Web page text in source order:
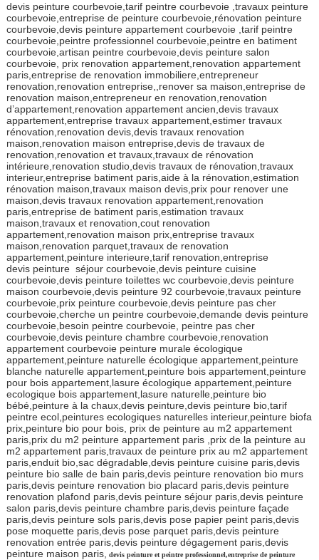
devis peinture courbevoie,tarif peintre courbevoie ,travaux peinture
courbevoie,entreprise de peinture courbevoie,rénovation peinture
courbevoie,devis peinture appartement courbevoie ,tarif peintre
courbevoie,peintre professionnel courbevoie,peintre en batiment
courbevoie,artisan peintre courbevoie,devis peinture salon
courbevoie, prix renovation appartement,renovation appartement
paris,entreprise de renovation immobiliere,entrepreneur
renovation,renovation entreprise,,renover sa maison,entreprise de
renovation maison,entrepreneur en renovation,renovation
d’appartement,renovation appartement ancien,devis travaux
appartement,entreprise travaux appartement,estimer travaux
rénovation,renovation devis,devis travaux renovation
maison,renovation maison entreprise,devis de travaux de
renovation,renovation et travaux,travaux de rénovation
intérieure,renovation studio,devis travaux de rénovation,travaux
interieur,entreprise batiment paris,aide à la rénovation,estimation
rénovation maison,travaux maison devis,prix pour renover une
maison,devis travaux renovation appartement,renovation
paris,entreprise de batiment paris,estimation travaux
maison,travaux et renovation,cout renovation
appartement,renovation maison prix,entreprise travaux
maison,renovation parquet,travaux de renovation
appartement,peinture interieure,tarif renovation,entreprise
devis peinture séjour courbevoie,devis peinture cuisine
courbevoie,devis peinture toilettes wc courbevoie,devis peinture
maison courbevoie,devis peinture 92 courbevoie,travaux peinture
courbevoie,prix peinture courbevoie,devis peinture pas cher
courbevoie,cherche un peintre courbevoie,demande devis peinture
courbevoie,besoin peintre courbevoie, peintre pas cher
courbevoie,devis peinture chambre courbevoie,renovation
appartement courbevoie peinture murale écologique
appartement,peinture naturelle écologique appartement,peinture
blanche naturelle appartement,peinture bois appartement,peinture
pour bois appartement,lasure écologique appartement,peinture
ecologique bois appartement,lasure naturelle,peinture bio
bébé,peinture à la chaux,devis peinture,devis peinture bio,tarif
peintre ecol,peintures ecologiques naturelles interieur,peinture biofa
prix,peinture bio pour bois, prix de peinture au m2 appartement
paris,prix du m2 peinture appartement paris ,prix de la peinture au
m2 appartement paris,travaux de peinture prix au m2 appartement
paris,enduit bio,sac dégradable,devis peinture cuisine paris,devis
peinture bio salle de bain paris,devis peinture renovation bio murs
paris,devis peinture renovation bio placard paris,devis peinture
renovation plafond paris,devis peinture séjour paris,devis peinture
salon paris,devis peinture chambre paris,devis peinture façade
paris,devis peinture sols paris,devis pose papier peint paris,devis
pose moquette paris,devis pose parquet paris,devis peinture
renovation entrée paris,devis peinture dégagement paris,devis
peinture maison paris,
devis peinture et peintre professionnel,entreprise de peinture